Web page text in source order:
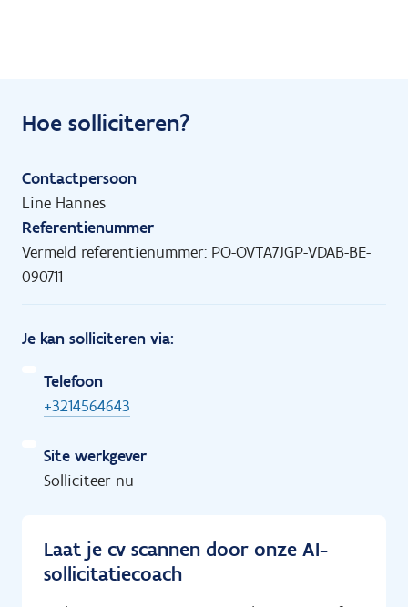
Hoe solliciteren?
Contactpersoon
Line Hannes
Referentienummer
Vermeld referentienummer: PO-OVTA7JGP-VDAB-BE-
090711
Je kan solliciteren via:
Telefoon
+3214564643
Site werkgever
Solliciteer nu
Laat je cv scannen door onze AI-
sollicitatiecoach